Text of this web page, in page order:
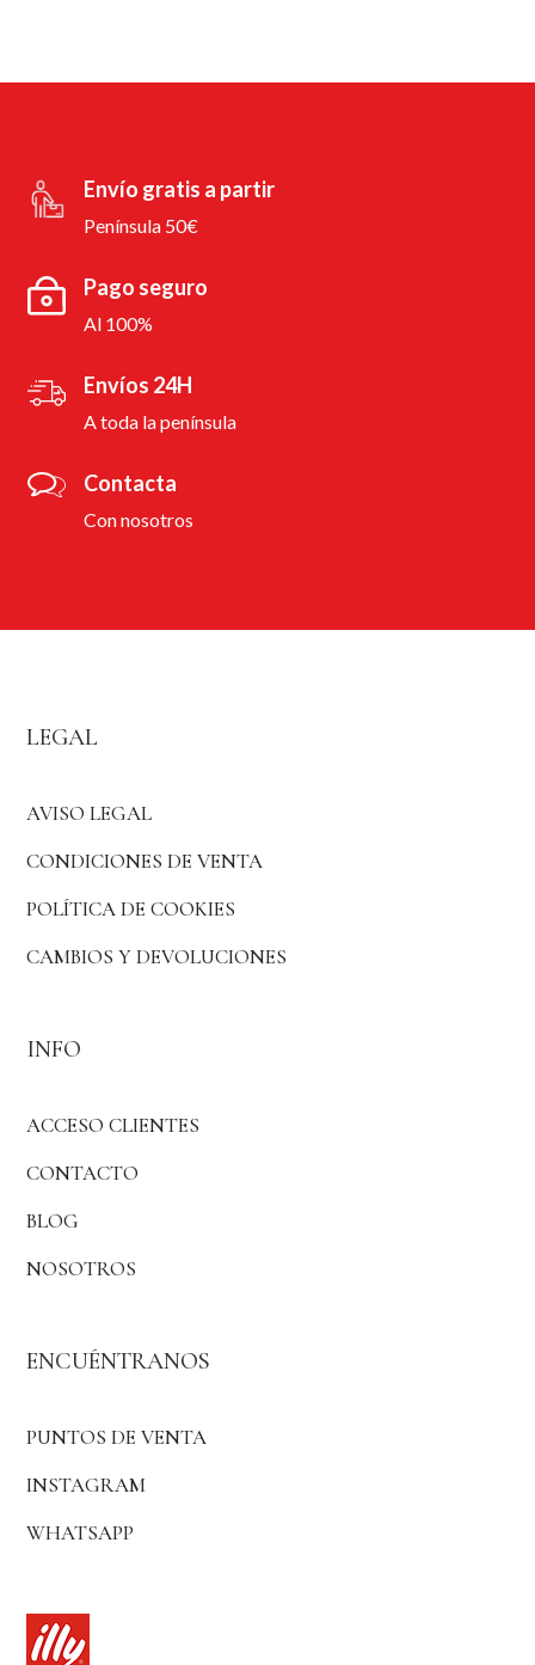
Envío gratis a partir
Península 50€
Pago seguro
Al 100%
Envíos 24H
A toda la península
Contacta
Con nosotros
LEGAL
AVISO LEGAL
CONDICIONES DE VENTA
POLÍTICA DE COOKIES
CAMBIOS Y DEVOLUCIONES
INFO
ACCESO CLIENTES
CONTACTO
BLOG
NOSOTROS
ENCUÉNTRANOS
PUNTOS DE VENTA
INSTAGRAM
WHATSAPP